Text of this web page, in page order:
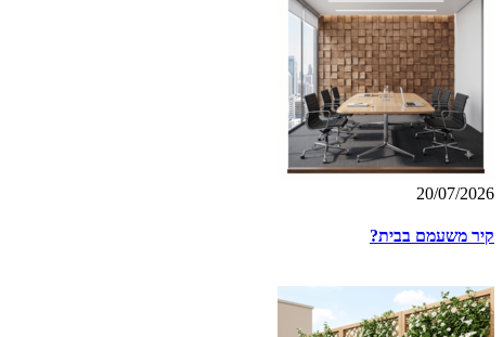
20/07/2026
קיר משעמם בבית?